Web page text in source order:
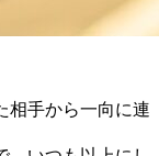
相手から一向に連